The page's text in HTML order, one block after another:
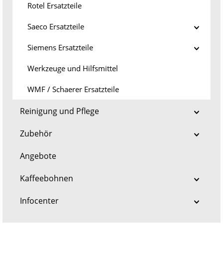
Rotel Ersatzteile
Saeco Ersatzteile
Siemens Ersatzteile
Werkzeuge und Hilfsmittel
WMF / Schaerer Ersatzteile
Reinigung und Pflege
Zubehör
Angebote
Kaffeebohnen
Infocenter